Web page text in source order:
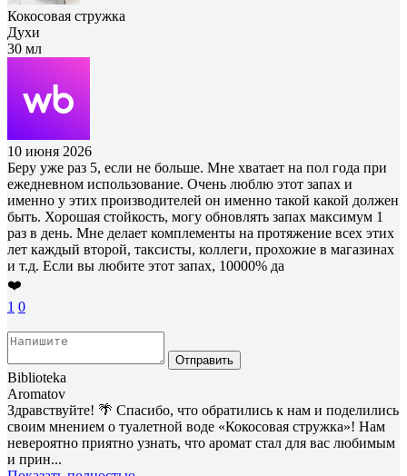
Кокосовая стружка
Духи
30 мл
10 июня 2026
Беру уже раз 5, если не больше. Мне хватает на пол года при
ежедневном использование. Очень люблю этот запах и
именно у этих производителей он именно такой какой должен
быть. Хорошая стойкость, могу обновлять запах максимум 1
раз в день. Мне делает комплементы на протяжение всех этих
лет каждый второй, таксисты, коллеги, прохожие в магазинах
и т.д. Если вы любите этот запах, 10000% да
❤️
1 0
Отправить
Biblioteka
Aromatov
Здравствуйте! 🌴 Спасибо, что обратились к нам и поделились
своим мнением о туалетной воде «Кокосовая стружка»! Нам
невероятно приятно узнать, что аромат стал для вас любимым
и прин...